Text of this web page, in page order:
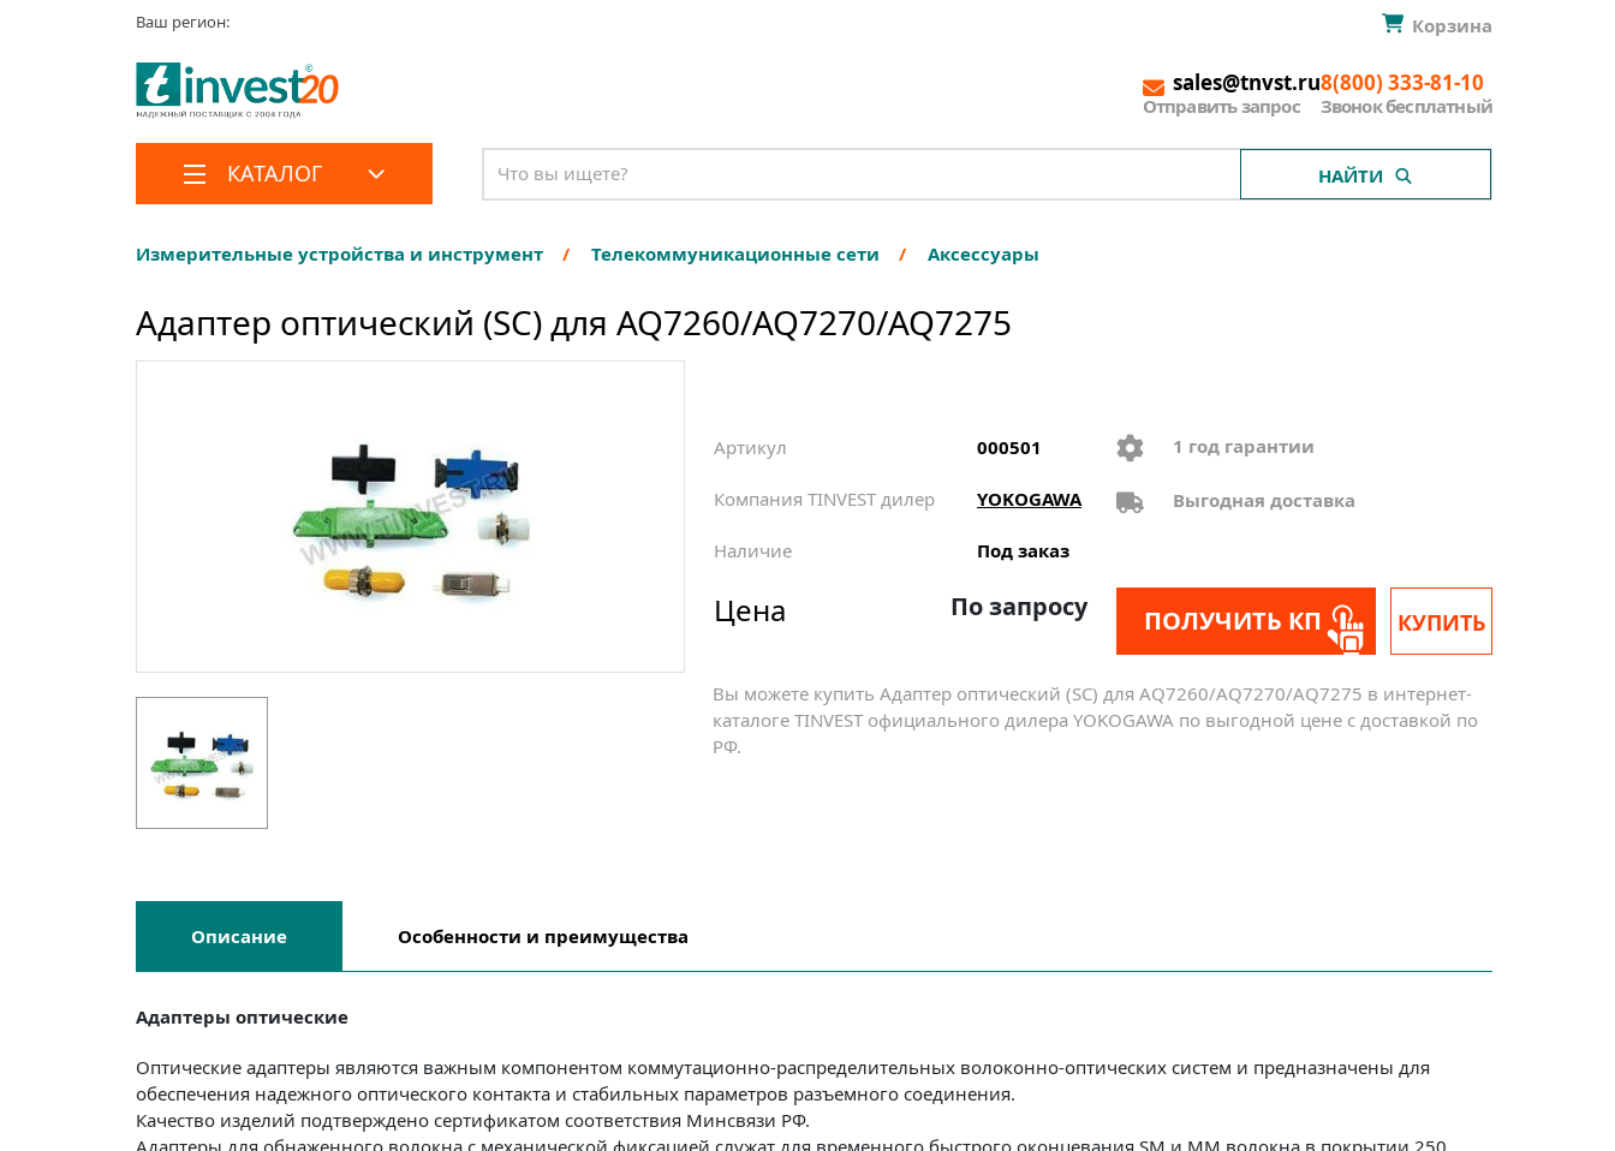
Ваш регион: Корзина
sales@tnvst.ru
Отправить запрос
8(800) 333-81-10
Звонок бесплатный
КАТАЛОГ НАЙТИ
Измерительные устройства и инструмент Телекоммуникационные сети Аксессуары
Адаптер оптический (SC) для AQ7260/AQ7270/AQ7275
Артикул 000501
Компания TINVEST дилер YOKOGAWA
Наличие Под заказ
1 год гарантии
Выгодная доставка
Цена По запросу ПОЛУЧИТЬ КП КУПИТЬ
Вы можете купить Адаптер оптический (SC) для AQ7260/AQ7270/AQ7275 в интернет-
каталоге TINVEST официального дилера YOKOGAWA по выгодной цене с доставкой по
РФ.
Описание Особенности и преимущества
Адаптеры оптические
Оптические адаптеры являются важным компонентом коммутационно-распределительных волоконно-оптических систем и предназначены для
обеспечения надежного оптического контакта и стабильных параметров разъемного соединения.
Качество изделий подтверждено сертификатом соответствия Минсвязи РФ.
Адаптеры для обнаженного волокна с механической фиксацией служат для временного быстрого оконцевания SM и MM волокна в покрытии 250